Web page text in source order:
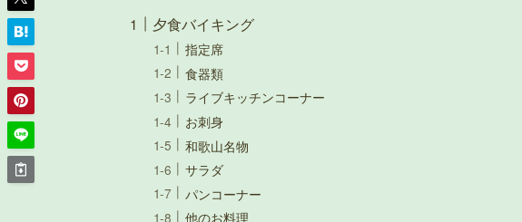
夕食バイキング
指定席
食器類
ライブキッチンコーナー
お刺身
和歌山名物
サラダ
パンコーナー
他のお料理